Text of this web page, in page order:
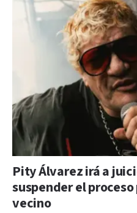
Pity Álvarez irá a
suspender el
vecino